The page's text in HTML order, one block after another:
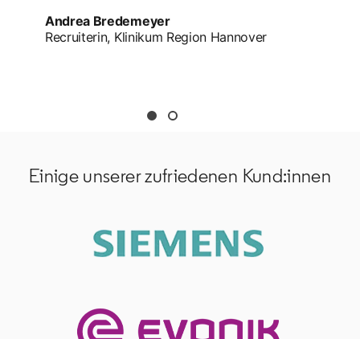
Andrea Bredemeyer
Recruiterin, Klinikum Region Hannover
Einige unserer zufriedenen Kund:innen